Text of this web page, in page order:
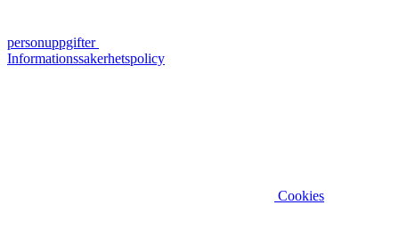
personuppgifter
Informationssakerhetspolicy
Cookies